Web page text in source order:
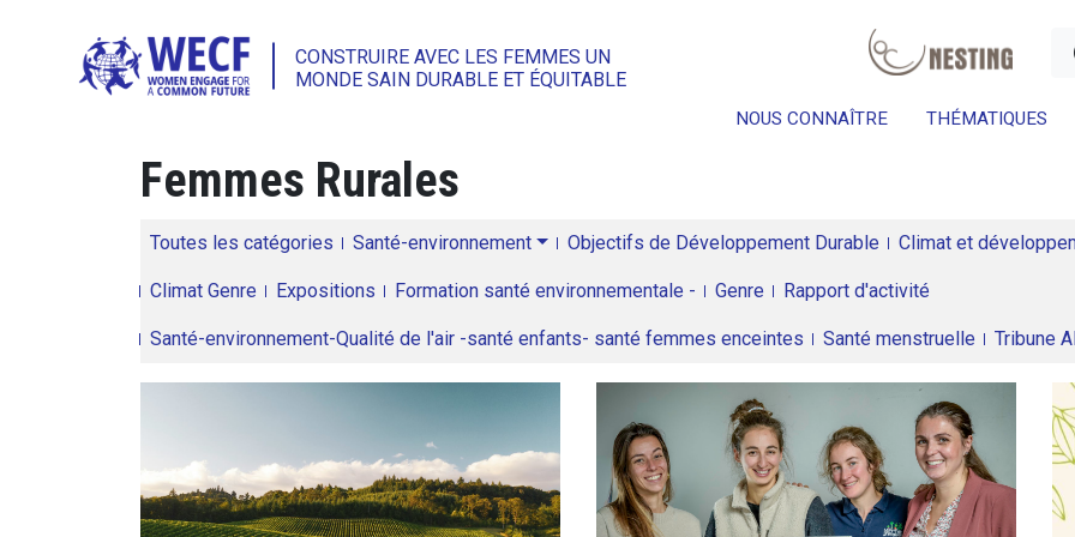
CONSTRUIRE AVEC LES FEMMES UN
MONDE SAIN DURABLE ET ÉQUITABLE
NOUS CONNAÎTRE THÉMATIQUES
Femmes Rurales
Toutes les catégories Santé-environnement Objectifs de Développement Durable Climat et
Climat Genre Expositions Formation santé environnementale - Genre Rapport d'activité
Santé-environnement-Qualité de l'air -santé enfants- santé femmes enceintes Santé menstruelle Tribune